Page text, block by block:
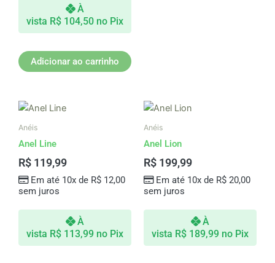
À
vista R$ 104,50 no Pix
Adicionar ao carrinho
Anéis
Anel Line
R$ 119,99
Em até 10x de R$12,00
sem juros
À
vista R$ 113,99 no Pix
As
podem
escolhidas
Anéis
Anel Lion
R$ 199,99
Em até 10x de R$20,00
sem juros
À
vista R$ 189,99 no Pix